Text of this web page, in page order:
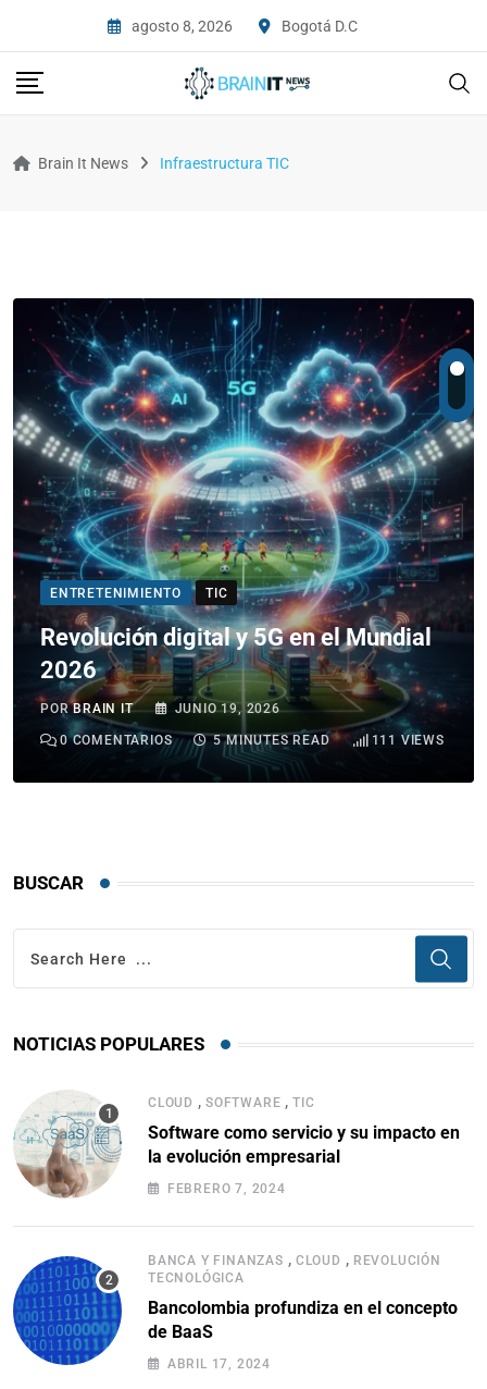
agosto 8, 2026 Bogotá D.C
Brain It News Infraestructura TIC
ENTRETENIMIENTO TIC
Revolución digital y 5G en el Mundial
2026
PORBRAIN IT JUNIO 19, 2026
0COMENTARIOS 5 MINUTES READ 111 VIEWS
BUSCAR
NOTICIAS POPULARES
CLOUD , SOFTWARE ,TIC
Software como servicio y su impacto en
la evolución empresarial
FEBRERO 7, 2024
BANCA Y FINANZAS , CLOUD , REVOLUCIÓN
TECNOLÓGICA
Bancolombia profundiza en el concepto
de BaaS
ABRIL 17, 2024